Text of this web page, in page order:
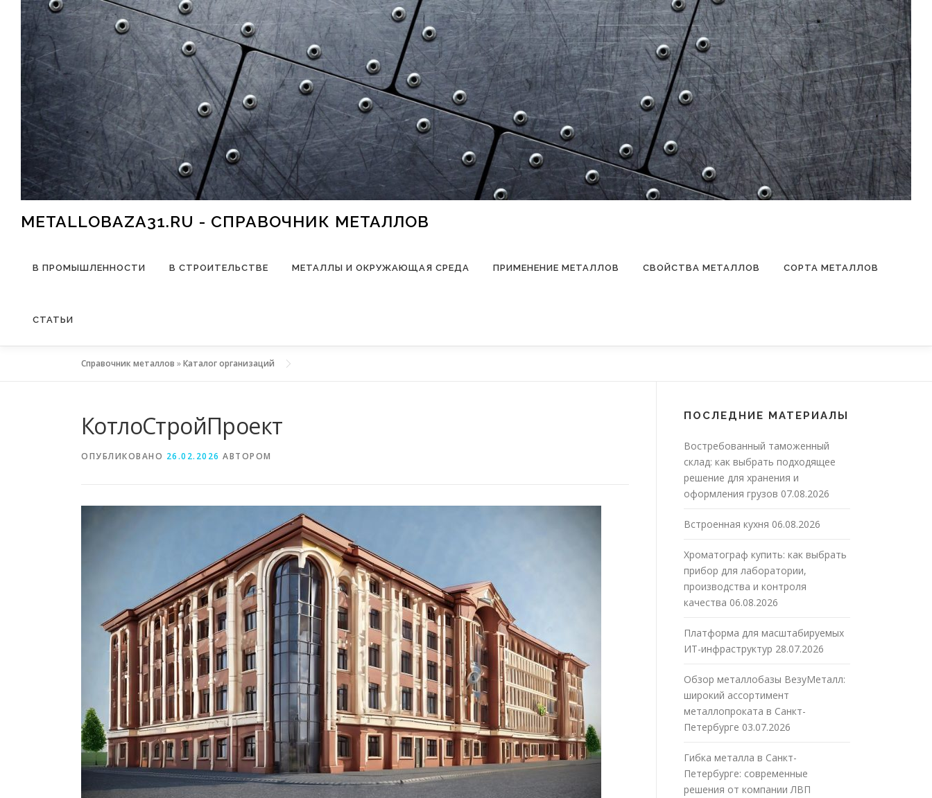
Перейти к содержимому
METALLOBAZA31.RU - СПРАВОЧНИК МЕТАЛЛОВ
В ПРОМЫШЛЕННОСТИ В СТРОИТЕЛЬСТВЕ МЕТАЛЛЫ И ОКРУЖАЮЩАЯ СРЕДА ПРИМЕНЕНИЕ МЕТАЛЛОВ СВОЙСТВА МЕТАЛЛОВ СОРТА МЕТАЛЛОВ
СТАТЬИ
Справочник металлов »Каталог организаций
КотлоСтройПроект
ОПУБЛИКОВАНО 26.02.2026 АВТОРОМ
ПОСЛЕДНИЕ МАТЕРИАЛЫ
Востребованный таможенный
склад: как выбрать подходящее
решение для хранения и
оформления грузов 07.08.2026
Встроенная кухня 06.08.2026
Хроматограф купить: как выбрать
прибор для лаборатории,
производства и контроля
качества 06.08.2026
Платформа для масштабируемых
ИТ-инфраструктур 28.07.2026
Обзор металлобазы ВезуМеталл:
широкий ассортимент
металлопроката в Санкт-
Петербурге 03.07.2026
Гибка металла в Санкт-
Петербурге: современные
решения от компании ЛВП